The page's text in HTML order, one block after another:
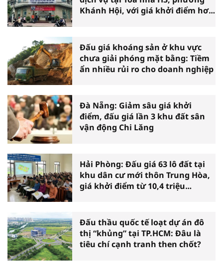
Khánh Hội, với giá khởi điểm hơn
Đấu giá khoáng sản ở khu vực
chưa giải phóng mặt bằng: Tiềm
ẩn nhiều rủi ro cho doanh nghiệp
Đà Nẵng: Giảm sâu giá khởi
điểm, đấu giá lần 3 khu đất sân
vận động Chi Lăng
Hải Phòng: Đấu giá 63 lô đất tại
khu dân cư mới thôn Trung Hòa,
giá khởi điểm từ 10,4 triệu
Đấu thầu quốc tế loạt dự án đô
thị “khủng” tại TP.HCM: Đâu là
tiêu chí cạnh tranh then chốt?